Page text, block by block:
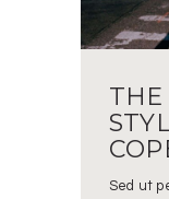
THE
Sed ut